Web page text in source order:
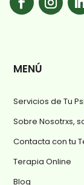
MENÚ
Servicios de Tu
Sobre Nosotrxs,
Contacta con tu
Terapia Online
Blog